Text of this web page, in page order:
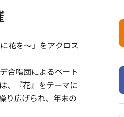
花を～」をアクロス
合唱団によるベート
、『花』をテーマに
り広げられ、年末の